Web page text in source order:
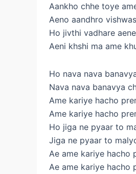
Aankho chhe toye
Aeno aandhro
Ho jivthi vadhare
Aeni khshi ma ame
Ho nava nava
Nava nava banavya
Ame kariye hacho
Ame kariye hacho
Ho jiga ne pyaar to
Jiga ne pyaar to
Ae ame kariye hacho
Ae ame kariye hacho